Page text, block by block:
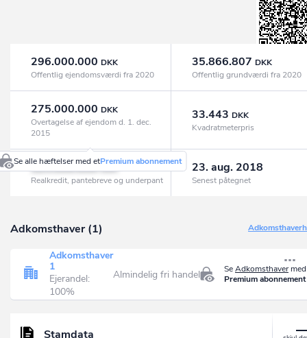
296.000.000 DKK
Offentlig ejendomsværdi fra 2020
35.866.807 DKK
Offentlig grundværdi fra 2020
275.000.000 DKK
Overtagelse af ejendom d. 1. dec.
2015
33.443 DKK
Kvadratmeterpris
125.000.000
Se alle hæftelser med etPremium abonnement
Realkredit, pantebreve og underpant
23. aug. 2018
Senest påtegnet
Adkomsthaver (1)
SeAdkomsthaver
Premium abonnement
Adkomsthaver
1
Ejerandel:
100%
Almindelig fri handel
Stamdata